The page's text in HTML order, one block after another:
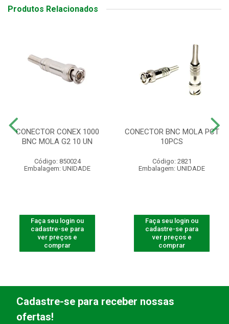
Produtos Relacionados
CONECTOR CONEX 1000
BNC MOLA G2 10 UN
Código: 850024
Embalagem: UNIDADE
Faça seu login ou
cadastre-se para
ver preços e
comprar
CONECTOR BNC MOLA PCT
10PCS
Código: 2821
Embalagem: UNIDADE
Faça seu login ou
cadastre-se para
ver preços e
comprar
Cadastre-se para receber nossas
ofertas!